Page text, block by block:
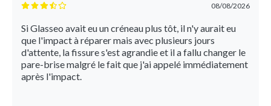
08/08/2026
Si Glasseo avait eu un créneau plus tôt, il n'y aurait eu
que l'impact à réparer mais avec plusieurs jours
d'attente, la fissure s'est agrandie et il a fallu changer le
pare-brise malgré le fait que j'ai appelé immédiatement
après l'impact.